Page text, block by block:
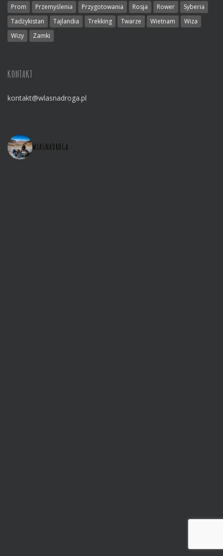
Prom
Przemyślenia Przygotowania Rosja Rower
Syberia
Tadżykistan
Tajlandia Trekking Twarze Wietnam
Wiza
Wizy
Zamki
KONTAKT
kontakt@wlasnadroga.pl
WLASNADROGA